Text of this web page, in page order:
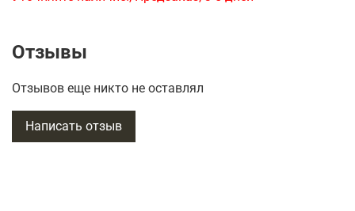
Отзывы
Отзывов еще никто не оставлял
Написать отзыв